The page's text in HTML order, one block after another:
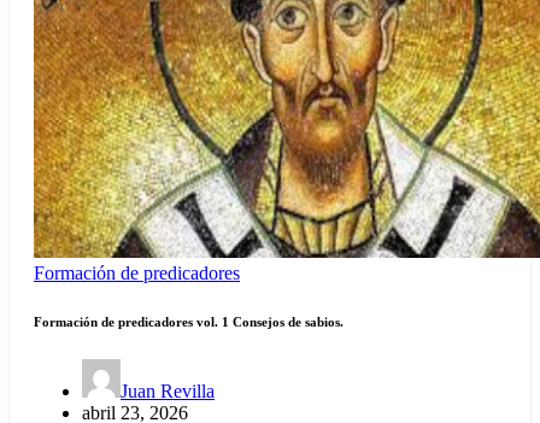
Formación de predicadores
Formación de predicadores vol. 1 Consejos de sabios.
Juan Revilla
abril 23, 2026